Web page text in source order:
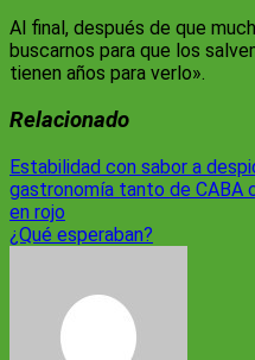
Al final, después de que
buscarnos para que los
tienen años para verlo».
Relacionado
Navegación
de
entradas
Estabilidad con sabor a
gastronomía tanto de CABA
en rojo
¿Qué esperaban?